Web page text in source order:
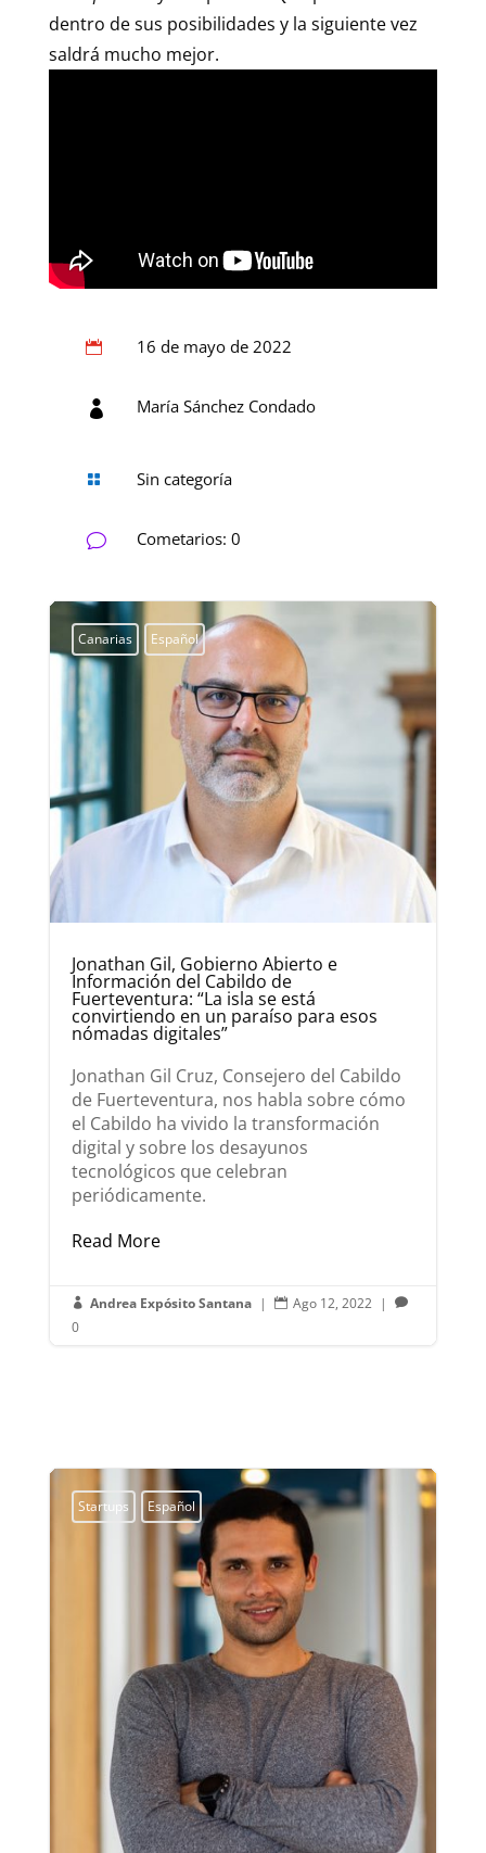
dentro de sus posibilidades y la siguiente vez
saldrá mucho mejor.
 16 de mayo de 2022
 María Sánchez Condado
 Sin categoría
v Cometarios: 0
Canarias Español
Jonathan Gil, Gobierno Abierto e
Información del Cabildo de
Fuerteventura: “La isla se está
convirtiendo en un paraíso para esos
nómadas digitales”
Jonathan Gil Cruz, Consejero del Cabildo
de Fuerteventura, nos habla sobre cómo
el Cabildo ha vivido la transformación
digital y sobre los desayunos
tecnológicos que celebran
periódicamente.
Read More
 Andrea Expósito Santana |  Ago 12, 2022 | 
0
Startups Español